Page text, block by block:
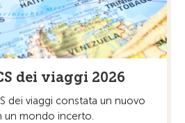
dei viaggi 2026
dei viaggi constata un nuovo
un mondo incerto.